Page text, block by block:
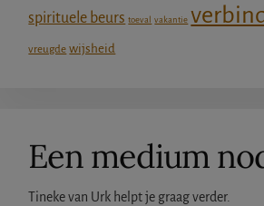
spirituele beurs toeval vakantie
vreugde wijsheid
Een medium
Tineke van Urk helpt je graag verder.